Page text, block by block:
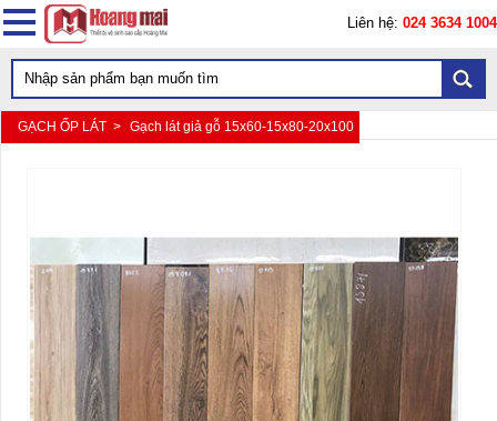
Liên hệ: 024 3634 1004
GẠCH ỐP LÁT > Gạch lát giả gỗ 15x60-15x80-20x100